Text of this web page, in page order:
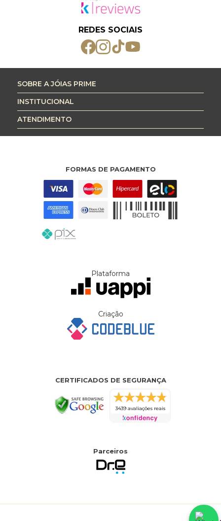
REDES SOCIAIS
SOBRE A JÓIAS PRIME
INSTITUCIONAL
ATENDIMENTO
FORMAS DE PAGAMENTO
Plataforma
Criação
CERTIFICADOS DE SEGURANÇA
3439 avaliações reais
Parceiros